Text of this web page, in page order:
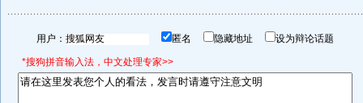
用户： 匿名 隐藏地址 设为辩论话题
*搜狗拼音输入法，中文处理专家>>